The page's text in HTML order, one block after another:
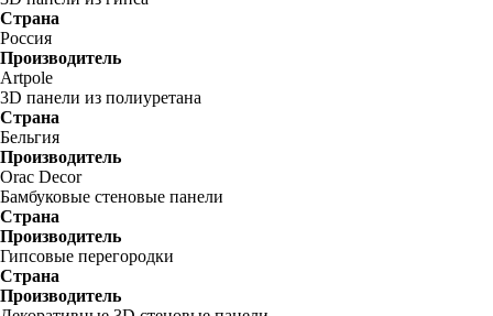
Страна
Россия
Производитель
Artpole
3D панели из полиуретана
Страна
Бельгия
Производитель
Orac Decor
Бамбуковые стеновые панели
Страна
Производитель
Гипсовые перегородки
Страна
Производитель